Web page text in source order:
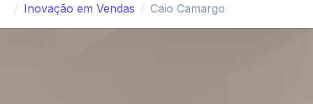
Inovação em Vendas
Caio Camargo